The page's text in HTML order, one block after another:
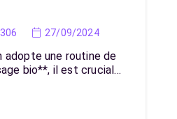
306 27/09/2024
adopte une routine de
bio**, il est crucial…